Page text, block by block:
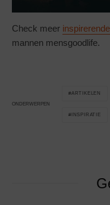
Check meer
mannen mensgoodlife.
ONDERWERPEN
ARTIKELEN
INSPIRATIE